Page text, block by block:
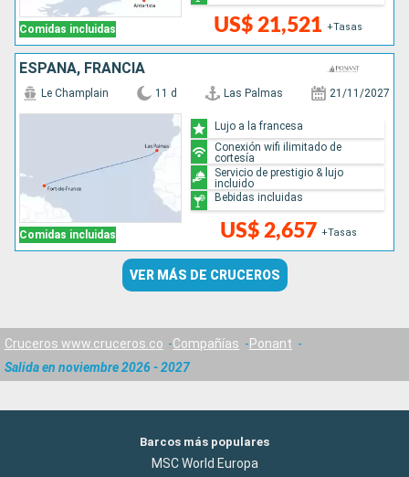
Comidas incluidas US$ 21,521 +Tasas
ESPAÑA, FRANCIA
Comidas incluidas
Le Champlain 11 d Las Palmas 21/11/2027
US$ 2,657 +Tasas
Lujo a la francesa
Conexión wifi ilimitado de
cortesía
Servicio de prestigio & lujo
incluido
Bebidas incluidas
VER MÁS DE CRUCEROS
Cruceros www.cruceros.co Compañías
Ponant
Salida en noviembre 2026 - 2027
Barcos más populares
MSC World Europa